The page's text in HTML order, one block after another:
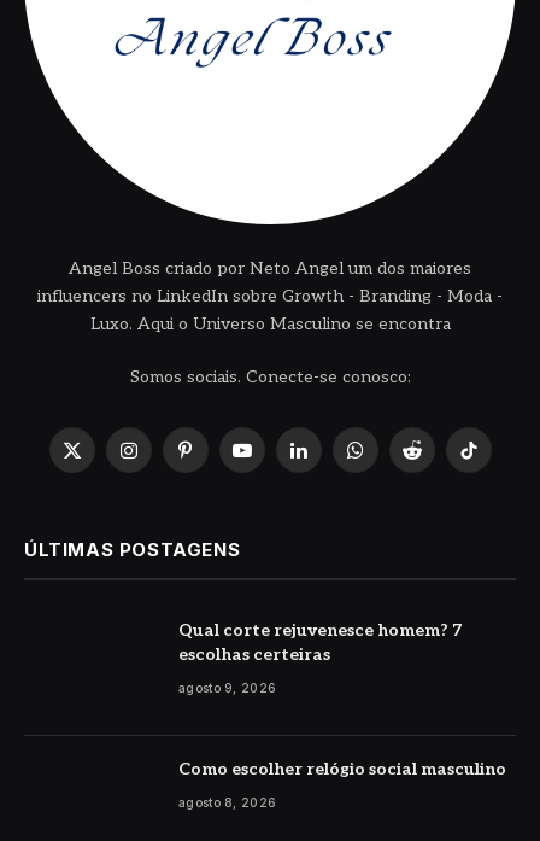
Angel Boss criado por Neto Angel um dos maiores
influencers no LinkedIn sobre Growth - Branding - Moda -
Luxo. Aqui o Universo Masculino se encontra
Somos sociais. Conecte-se conosco:
X
InstagramPinterestYouTubeLinkedInWhatsApp
Reddit TikTok
ÚLTIMAS POSTAGENS
Qual corte rejuvenesce homem? 7
escolhas certeiras
agosto 9, 2026
Como escolher relógio social masculino
agosto 8, 2026